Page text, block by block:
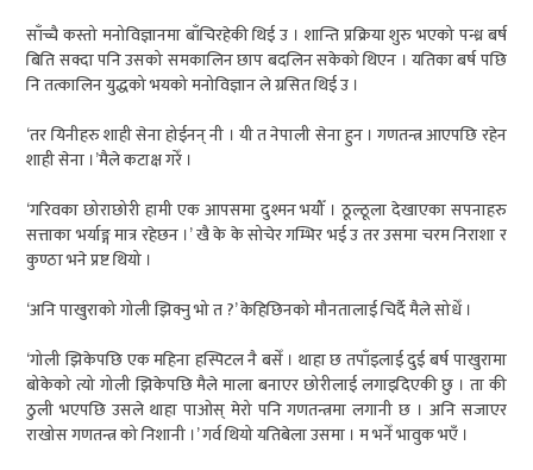
साँच्चै कस्तो मनोविज्ञानमा बाँचिरहेकी थिई उ । शान्ति प्रक्रिया शुरु भएको पन्ध्र बर्ष
बिति सक्दा पनि उसको समकालिन छाप बदलिन सकेको थिएन । यतिका बर्ष पछि
नि तत्कालिन युद्धको भयको मनोविज्ञान ले ग्रसित थिई उ ।
‘तर यिनीहरु शाही सेना होईनन् नी । यी त नेपाली सेना हुन । गणतन्त्र आएपछि रहेन
शाही सेना ।’मैले कटाक्ष गरेँ ।
‘गरिवका छोराछोरी हामी एक आपसमा दुश्मन भयौँ । ठूल्ठूला देखाएका सपनाहरु
सत्ताका भर्याङ्ग मात्र रहेछन ।’ खै के के सोचेर गम्भिर भई उ तर उसमा चरम निराशा र
कुण्ठा भने प्रष्ट थियो ।
‘अनि पाखुराको गोली झिक्नु भो त ?’ केहिछिनको मौनतालाई चिर्दै मैले सोधेँ ।
‘गोली झिकेपछि एक महिना हस्पिटल नै बसेँ । थाहा छ तपाँइलाई दुई बर्ष पाखुरामा
बोकेको त्यो गोली झिकेपछि मैले माला बनाएर छोरीलाई लगाइदिएकी छु । ता की
ठुली भएपछि उसले थाहा पाओस् मेरो पनि गणतन्त्रमा लगानी छ । अनि सजाएर
राखोस गणतन्त्र को निशानी ।’ गर्व थियो यतिबेला उसमा । म भनेँ भावुक भएँ ।